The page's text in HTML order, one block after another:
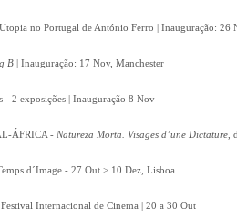
no Portugal de António Ferro | Inauguração: 26
B | Inauguração: 17 Nov, Manchester
- 2 exposições | Inauguração 8 Nov
ÁFRICA - Natureza Morta. Visages d’une Dictature
d´Image - 27 Out > 10 Dez, Lisboa
Internacional de Cinema | 20 a 30 Out